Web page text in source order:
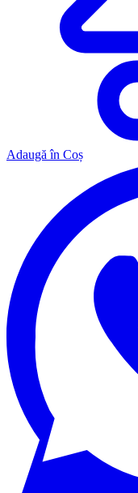
Adaugă în Coș